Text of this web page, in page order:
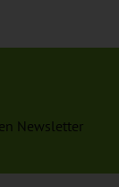
Newsletter